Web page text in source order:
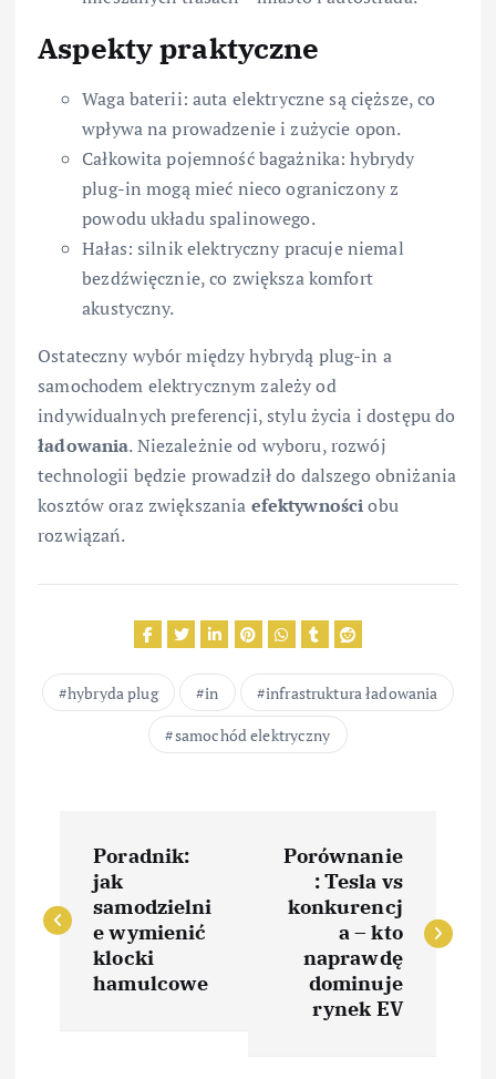
Aspekty praktyczne
Waga baterii: auta elektryczne są cięższe, co
wpływa na prowadzenie i zużycie opon.
Całkowita pojemność bagażnika: hybrydy
plug-in mogą mieć nieco ograniczony z
powodu układu spalinowego.
Hałas: silnik elektryczny pracuje niemal
bezdźwięcznie, co zwiększa komfort
akustyczny.
Ostateczny wybór między hybrydą plug-in a
samochodem elektrycznym zależy od
indywidualnych preferencji, stylu życia i dostępu do
ładowania. Niezależnie od wyboru, rozwój
technologii będzie prowadził do dalszego obniżania
kosztów oraz zwiększania efektywnościobu
rozwiązań.
hybryda plug in
infrastruktura ładowania
samochód elektryczny
a
w
Poradnik:
jak
samodzielni
e wymienić
klocki
hamulcowe
Porównanie
: Tesla vs
konkurencj
a – kto
naprawdę
dominuje
rynek EV